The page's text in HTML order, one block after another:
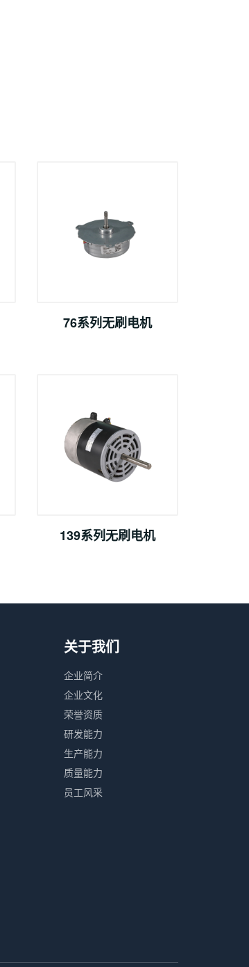
76系列无刷电机
139系列无刷电机
关于我们
企业简介
企业文化
荣誉资质
研发能力
生产能力
质量能力
员工风采